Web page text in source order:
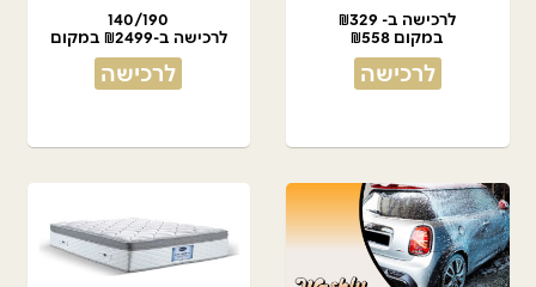
לרכישה ב- ₪329
במקום ₪558
לרכישה
140/190
לרכישה ב-₪2499 במקום
₪4990
לרכישה